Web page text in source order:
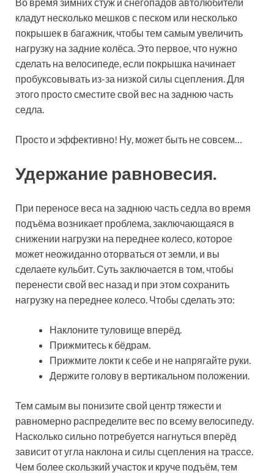
кладут несколько мешков с песком или несколько
покрышек в багажник, чтобы тем самым увеличить
нагрузку на задние колёса. Это первое, что нужно
сделать на велосипеде, если покрышка начинает
пробуксовывать из-за низкой силы сцепления. Для
этого просто сместите свой вес на заднюю часть
седла.
Просто и эффективно! Ну, может быть не совсем…
Удержание равновесия.
При переносе веса на заднюю часть седла во время
подъёма возникает проблема, заключающаяся в
снижении нагрузки на переднее колесо, которое
может неожиданно оторваться от земли, и вы
сделаете кульбит. Суть заключается в том, чтобы
перенести свой вес назад и при этом сохранить
нагрузку на переднее колесо. Чтобы сделать это:
Наклоните туловище вперёд.
Прижмитесь к бёдрам.
Прижмите локти к себе и не напрягайте руки.
Держите голову в вертикальном положении.
Тем самым вы понизите свой центр тяжести и
равномерно распределите вес по всему велосипеду.
Насколько сильно потребуется нагнуться вперёд
зависит от угла наклона и силы сцепления на трассе.
Чем более скользкий участок и круче подъём, тем